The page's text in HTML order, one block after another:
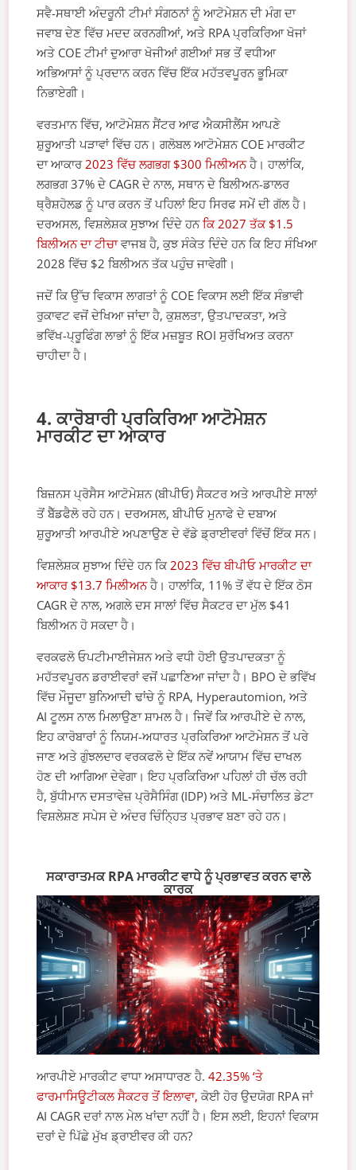
ਸਵੈ-ਸਥਾਈ ਅੰਦਰੂਨੀ ਟੀਮਾਂ ਸੰਗਠਨਾਂ ਨੂੰ ਆਟੋਮੇਸ਼ਨ ਦੀ ਮੰਗ ਦਾ
ਜਵਾਬ ਦੇਣ ਵਿੱਚ ਮਦਦ ਕਰਨਗੀਆਂ, ਅਤੇ RPA ਪ੍ਰਕਿਰਿਆ ਖੋਜਾਂ
ਅਤੇ COE ਟੀਮਾਂ ਦੁਆਰਾ ਖੋਜੀਆਂ ਗਈਆਂ ਸਭ ਤੋਂ ਵਧੀਆ
ਅਭਿਆਸਾਂ ਨੂੰ ਪ੍ਰਦਾਨ ਕਰਨ ਵਿੱਚ ਇੱਕ ਮਹੱਤਵਪੂਰਨ ਭੂਮਿਕਾ
ਨਿਭਾਏਗੀ।
ਵਰਤਮਾਨ ਵਿੱਚ, ਆਟੋਮੇਸ਼ਨ ਸੈਂਟਰ ਆਫ ਐਕਸੀਲੈਂਸ ਆਪਣੇ
ਸ਼ੁਰੂਆਤੀ ਪੜਾਵਾਂ ਵਿੱਚ ਹਨ। ਗਲੋਬਲ ਆਟੋਮੇਸ਼ਨ COE ਮਾਰਕੀਟ
ਦਾ ਆਕਾਰ 2023 ਵਿੱਚ ਲਗਭਗ $300 ਮਿਲੀਅਨਹੈ। ਹਾਲਾਂਕਿ,
ਲਗਭਗ 37% ਦੇ CAGR ਦੇ ਨਾਲ, ਸਥਾਨ ਦੇ ਬਿਲੀਅਨ-ਡਾਲਰ
ਥ੍ਰੈਸ਼ਹੋਲਡ ਨੂੰ ਪਾਰ ਕਰਨ ਤੋਂ ਪਹਿਲਾਂ ਇਹ ਸਿਰਫ ਸਮੇਂ ਦੀ ਗੱਲ ਹੈ।
ਦਰਅਸਲ, ਵਿਸ਼ਲੇਸ਼ਕ ਸੁਝਾਅ ਦਿੰਦੇ ਹਨਕਿ 2027 ਤੱਕ $1.5
ਬਿਲੀਅਨ ਦਾ ਟੀਚਾਵਾਜਬ ਹੈ, ਕੁਝ ਸੰਕੇਤ ਦਿੰਦੇ ਹਨ ਕਿ ਇਹ ਸੰਖਿਆ
2028 ਵਿੱਚ $2 ਬਿਲੀਅਨ ਤੱਕ ਪਹੁੰਚ ਜਾਵੇਗੀ।
ਜਦੋਂ ਕਿ ਉੱਚ ਵਿਕਾਸ ਲਾਗਤਾਂ ਨੂੰ COE ਵਿਕਾਸ ਲਈ ਇੱਕ ਸੰਭਾਵੀ
ਰੁਕਾਵਟ ਵਜੋਂ ਦੇਖਿਆ ਜਾਂਦਾ ਹੈ, ਕੁਸ਼ਲਤਾ, ਉਤਪਾਦਕਤਾ, ਅਤੇ
ਭਵਿੱਖ-ਪ੍ਰੂਫਿੰਗ ਲਾਭਾਂ ਨੂੰ ਇੱਕ ਮਜ਼ਬੂਤ ​​ROI ਸੁਰੱਖਿਅਤ ਕਰਨਾ
ਚਾਹੀਦਾ ਹੈ।
4. ਕਾਰੋਬਾਰੀ ਪ੍ਰਕਿਰਿਆ ਆਟੋਮੇਸ਼ਨ
ਮਾਰਕੀਟ ਦਾ ਆਕਾਰ
ਬਿਜ਼ਨਸ ਪ੍ਰੋਸੈਸ ਆਟੋਮੇਸ਼ਨ (ਬੀਪੀਓ) ਸੈਕਟਰ ਅਤੇ ਆਰਪੀਏ ਸਾਲਾਂ
ਤੋਂ ਬੈੱਡਫੈਲੋ ਰਹੇ ਹਨ। ਦਰਅਸਲ, ਬੀਪੀਓ ਮੁਨਾਫੇ ਦੇ ਦਬਾਅ
ਸ਼ੁਰੂਆਤੀ ਆਰਪੀਏ ਅਪਣਾਉਣ ਦੇ ਵੱਡੇ ਡ੍ਰਾਈਵਰਾਂ ਵਿੱਚੋਂ ਇੱਕ ਸਨ।
ਵਿਸ਼ਲੇਸ਼ਕ ਸੁਝਾਅ ਦਿੰਦੇ ਹਨ ਕਿ 2023 ਵਿੱਚ ਬੀਪੀਓ ਮਾਰਕੀਟ ਦਾ
ਆਕਾਰ $13.7 ਮਿਲੀਅਨਹੈ। ਹਾਲਾਂਕਿ, 11% ਤੋਂ ਵੱਧ ਦੇ ਇੱਕ ਠੋਸ
CAGR ਦੇ ਨਾਲ, ਅਗਲੇ ਦਸ ਸਾਲਾਂ ਵਿੱਚ ਸੈਕਟਰ ਦਾ ਮੁੱਲ $41
ਬਿਲੀਅਨ ਹੋ ਸਕਦਾ ਹੈ।
ਵਰਕਫਲੋ ਓਪਟੀਮਾਈਜੇਸ਼ਨ ਅਤੇ ਵਧੀ ਹੋਈ ਉਤਪਾਦਕਤਾ ਨੂੰ
ਮਹੱਤਵਪੂਰਨ ਡਰਾਈਵਰਾਂ ਵਜੋਂ ਪਛਾਣਿਆ ਜਾਂਦਾ ਹੈ। BPO ਦੇ ਭਵਿੱਖ
ਵਿੱਚ ਮੌਜੂਦਾ ਬੁਨਿਆਦੀ ਢਾਂਚੇ ਨੂੰ RPA, Hyperautomion, ਅਤੇ
AI ਟੂਲਸ ਨਾਲ ਮਿਲਾਉਣਾ ਸ਼ਾਮਲ ਹੈ। ਜਿਵੇਂ ਕਿ ਆਰਪੀਏ ਦੇ ਨਾਲ,
ਇਹ ਕਾਰੋਬਾਰਾਂ ਨੂੰ ਨਿਯਮ-ਅਧਾਰਤ ਪ੍ਰਕਿਰਿਆ ਆਟੋਮੇਸ਼ਨ ਤੋਂ ਪਰੇ
ਜਾਣ ਅਤੇ ਗੁੰਝਲਦਾਰ ਵਰਕਫਲੋ ਦੇ ਇੱਕ ਨਵੇਂ ਆਯਾਮ ਵਿੱਚ ਦਾਖਲ
ਹੋਣ ਦੀ ਆਗਿਆ ਦੇਵੇਗਾ। ਇਹ ਪ੍ਰਕਿਰਿਆ ਪਹਿਲਾਂ ਹੀ ਚੱਲ ਰਹੀ
ਹੈ, ਬੁੱਧੀਮਾਨ ਦਸਤਾਵੇਜ਼ ਪ੍ਰੋਸੈਸਿੰਗ (IDP) ਅਤੇ ML-ਸੰਚਾਲਿਤ ਡੇਟਾ
ਵਿਸ਼ਲੇਸ਼ਣ ਸਪੇਸ ਦੇ ਅੰਦਰ ਚਿੰਨ੍ਹਿਤ ਪ੍ਰਭਾਵ ਬਣਾ ਰਹੇ ਹਨ।
ਸਕਾਰਾਤਮਕ RPA ਮਾਰਕੀਟ ਵਾਧੇ ਨੂੰ ਪ੍ਰਭਾਵਤ ਕਰਨ ਵਾਲੇ
ਕਾਰਕ
ਆਰਪੀਏ ਮਾਰਕੀਟ ਵਾਧਾ ਅਸਾਧਾਰਣ ਹੈ.42.35% ‘ਤੇ
ਫਾਰਮਾਸਿਊਟੀਕਲ ਸੈਕਟਰ ਤੋਂ ਇਲਾਵਾ, ਕੋਈ ਹੋਰ ਉਦਯੋਗ RPA ਜਾਂ
AI CAGR ਦਰਾਂ ਨਾਲ ਮੇਲ ਖਾਂਦਾ ਨਹੀਂ ਹੈ। ਇਸ ਲਈ, ਇਹਨਾਂ ਵਿਕਾਸ
ਦਰਾਂ ਦੇ ਪਿੱਛੇ ਮੁੱਖ ਡ੍ਰਾਈਵਰ ਕੀ ਹਨ?